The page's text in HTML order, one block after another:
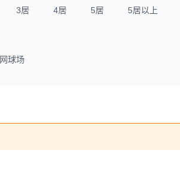
3居 4居 5居 5居以上
网球场